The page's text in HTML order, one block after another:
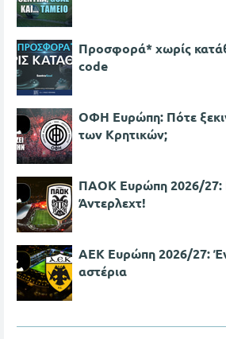
Προσφορά* χωρίς
code
ΟΦΗ Ευρώπη: Πότε
των Κρητικών;
ΠΑΟΚ Ευρώπη 2026/27:
Άντερλεχτ!
ΑΕΚ Ευρώπη 2026/27:
αστέρια